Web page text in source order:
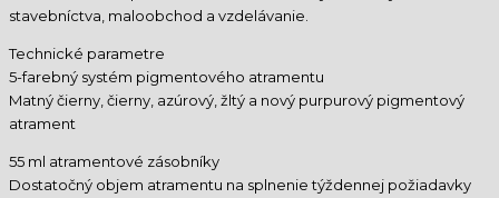
stavebníctva, maloobchod a vzdelávanie.
Technické parametre
5-farebný systém pigmentového atramentu
Matný čierny, čierny, azúrový, žltý a nový purpurový pigmentový
atrament
55 ml atramentové zásobníky
Dostatočný objem atramentu na splnenie týždennej požiadavky